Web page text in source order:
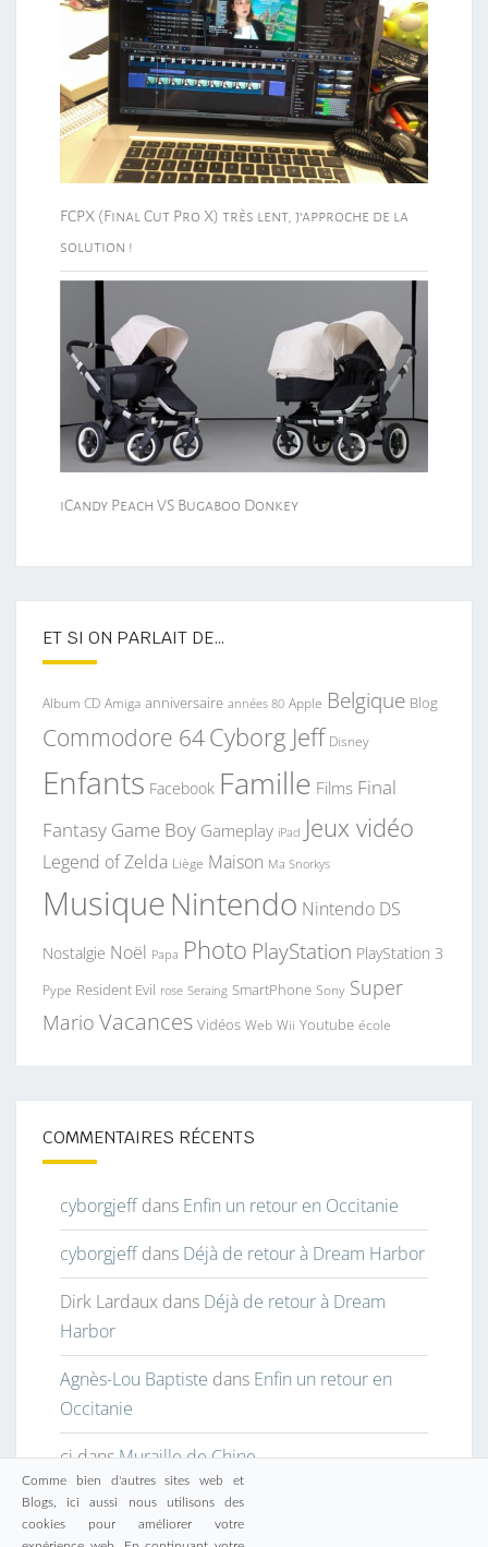
FCPX (Final Cut Pro X) très lent, j’approche de la
solution !
iCandy Peach VS Bugaboo Donkey
ET SI ON PARLAIT DE…
Album CD Amiga anniversaire années 80 Apple Belgique Blog
Commodore 64Cyborg Jeff Disney
Enfants Facebook Famille Films Final
Fantasy Game Boy Gameplay iPad Jeux vidéo
Legend of Zelda Liège Maison Ma Snorkys
MusiqueNintendo Nintendo DS
Nostalgie Noël Papa Photo PlayStation PlayStation 3
Pype Resident Evil rose Seraing SmartPhone Sony Super
Mario Vacances Vidéos Web Wii Youtube école
COMMENTAIRES RÉCENTS
cyborgjeffdans Enfin un retour en Occitanie
cyborgjeffdans Déjà de retour à Dream Harbor
Dirk Lardaux dans Déjà de retour à Dream
Harbor
Agnès-Lou Baptiste dans Enfin un retour en
Occitanie
cjdansMuraille de Chine
Comme bien d'autres sites web et
Blogs, ici aussi nous utilisons des
cookies pour améliorer votre